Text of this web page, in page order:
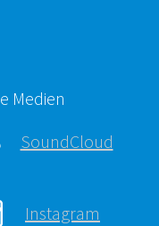
Medien
SoundCloud
Instagram